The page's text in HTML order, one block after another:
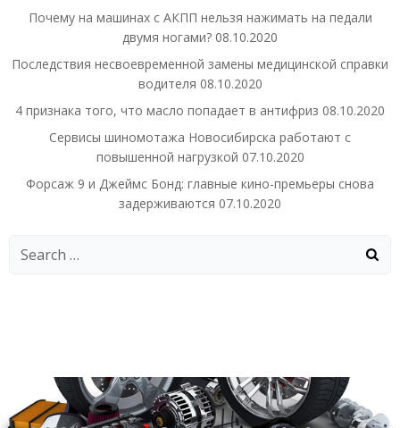
Почему на машинах с АКПП нельзя нажимать на педали
двумя ногами? 08.10.2020
Последствия несвоевременной замены медицинской справки
водителя 08.10.2020
4 признака того, что масло попадает в антифриз 08.10.2020
Сервисы шиномотажа Новосибирска работают с
повышенной нагрузкой 07.10.2020
Форсаж 9 и Джеймс Бонд: главные кино-премьеры снова
задерживаются 07.10.2020
Search